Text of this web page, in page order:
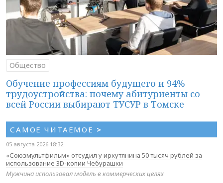
Общество
Обучение профессиям будущего и 94%
трудоустройства: почему абитуриенты со
всей России выбирают ТУСУР в Томске
САМОЕ ЧИТАЕМОЕ >
05 августа 2026 18:32
«Союзмультфильм» отсудил у иркутянина 50 тысяч рублей за
использование 3D-копии Чебурашки
Мужчина использовал модель в коммерческих целях